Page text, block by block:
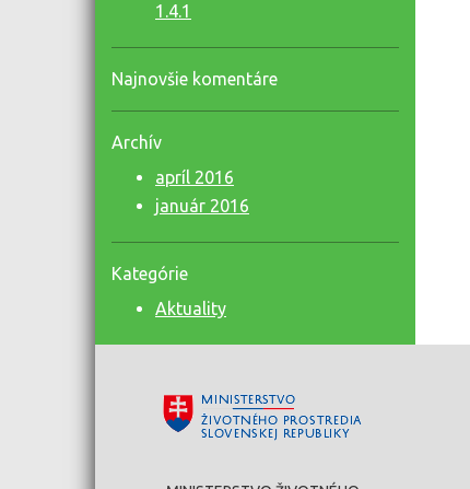
1.4.1
Najnovšie komentáre
Archív
apríl 2016
január 2016
Kategórie
Aktuality